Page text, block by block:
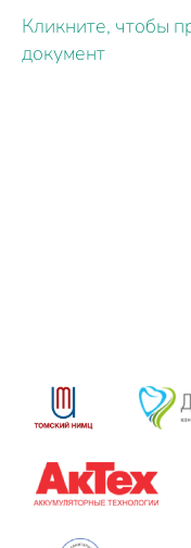
Кликните, чтобы
документ